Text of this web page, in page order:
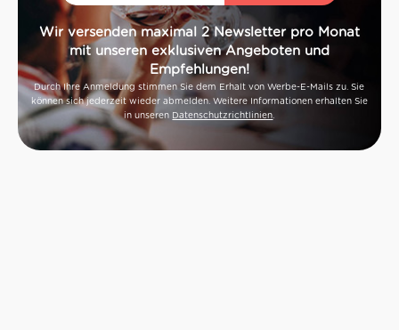
Wir versenden maximal 2 Newsletter pro Monat
mit unseren exklusiven Angeboten und
Empfehlungen!
Durch Ihre Anmeldung stimmen Sie dem Erhalt von Werbe-E-Mails zu. Sie
können sich jederzeit wieder abmelden. Weitere Informationen erhalten Sie
in unseren Datenschutzrichtlinien